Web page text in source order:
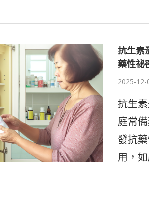
抗生素
藥性祕
2025-12-
抗生
庭常
發抗
用，